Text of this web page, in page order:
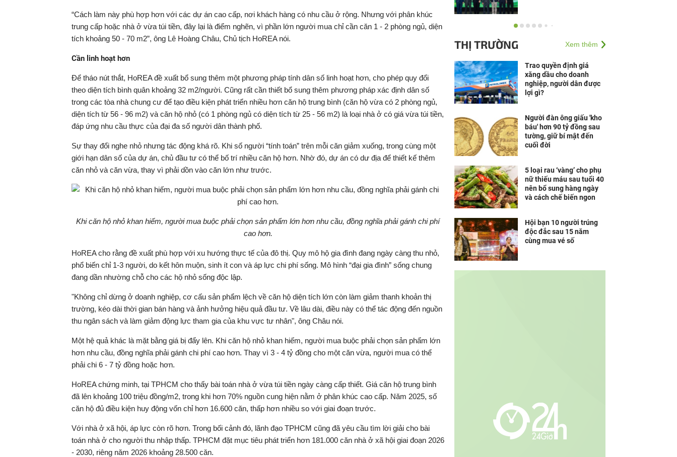
“Cách làm này phù hợp hơn với các dự án cao cấp, nơi khách hàng có nhu cầu ở rộng. Nhưng với phân khúc
trung cấp hoặc nhà ở vừa túi tiền, đây lại là điểm nghẽn, vì phần lớn người mua chỉ cần căn 1 - 2 phòng ngủ, diện
tích khoảng 50 - 70 m2”, ông Lê Hoàng Châu, Chủ tịch HoREA nói.
Cần linh hoạt hơn
Để tháo nút thắt, HoREA đề xuất bổ sung thêm một phương pháp tính dân số linh hoạt hơn, cho phép quy đổi
theo diện tích bình quân khoảng 32 m2/người. Cũng rất cần thiết bổ sung thêm phương pháp xác định dân số
trong các tòa nhà chung cư để tạo điều kiện phát triển nhiều hơn căn hộ trung bình (căn hộ vừa có 2 phòng ngủ,
diện tích từ 56 - 96 m2) và căn hộ nhỏ (có 1 phòng ngủ có diện tích từ 25 - 56 m2) là loại nhà ở có giá vừa túi tiền,
đáp ứng nhu cầu thực của đại đa số người dân thành phố.
Sự thay đổi nghe nhỏ nhưng tác động khá rõ. Khi số người “tính toán” trên mỗi căn giảm xuống, trong cùng một
giới hạn dân số của dự án, chủ đầu tư có thể bố trí nhiều căn hộ hơn. Nhờ đó, dự án có dư địa để thiết kế thêm
căn nhỏ và căn vừa, thay vì phải dồn vào căn lớn như trước.
Khi căn hộ nhỏ khan hiếm, người mua buộc phải chọn sản phẩm lớn hơn nhu cầu, đồng nghĩa phải gánh chi phí
cao hơn.
HoREA cho rằng đề xuất phù hợp với xu hướng thực tế của đô thị. Quy mô hộ gia đình đang ngày càng thu nhỏ,
phổ biến chỉ 1-3 người, do kết hôn muộn, sinh ít con và áp lực chi phí sống. Mô hình “đại gia đình” sống chung
đang dần nhường chỗ cho các hộ nhỏ sống độc lập.
"Không chỉ dừng ở doanh nghiệp, cơ cấu sản phẩm lệch về căn hộ diện tích lớn còn làm giảm thanh khoản thị
trường, kéo dài thời gian bán hàng và ảnh hưởng hiệu quả đầu tư. Về lâu dài, điều này có thể tác động đến nguồn
thu ngân sách và làm giảm động lực tham gia của khu vực tư nhân", ông Châu nói.
Một hệ quả khác là mặt bằng giá bị đẩy lên. Khi căn hộ nhỏ khan hiếm, người mua buộc phải chọn sản phẩm lớn
hơn nhu cầu, đồng nghĩa phải gánh chi phí cao hơn. Thay vì 3 - 4 tỷ đồng cho một căn vừa, người mua có thể
phải chi 6 - 7 tỷ đồng hoặc hơn.
HoREA chứng minh, tại TPHCM cho thấy bài toán nhà ở vừa túi tiền ngày càng cấp thiết. Giá căn hộ trung bình
đã lên khoảng 100 triệu đồng/m2, trong khi hơn 70% nguồn cung hiện nằm ở phân khúc cao cấp. Năm 2025, số
căn hộ đủ điều kiện huy động vốn chỉ hơn 16.600 căn, thấp hơn nhiều so với giai đoạn trước.
Với nhà ở xã hội, áp lực còn rõ hơn. Trong bối cảnh đó, lãnh đạo TPHCM cũng đã yêu cầu tìm lời giải cho bài
toán nhà ở cho người thu nhập thấp. TPHCM đặt mục tiêu phát triển hơn 181.000 căn nhà ở xã hội giai đoạn 2026
- 2030, riêng năm 2026 khoảng 28.500 căn.
Nam A Bank đón dòng
nâng tổng quy mô huy
350...
Đối tác của HEINEKEN
Việt Nam ấn tượng với
chương trình trải nghiệm
Căn hộ dòng tiền – khẩu
vị mới của nhà đầu tư bất
động sản nghỉ dưỡng
Công nghệ AI từ OPES
gây ấn tượng tại Vietnam
Insurance Summit 2026
Khám phá căn hộ mẫu,
trải nghiệm không gian
sống Wellness bên Vịnh
THỊ TRƯỜNG Xem thêm
Trao quyền định giá
xăng dầu cho doanh
nghiệp, người dân được
lợi gì?
Người đàn ông giấu 'kho
báu' hơn 90 tỷ đồng sau
tường, giữ bí mật đến
cuối đời
5 loại rau ‘vàng’ cho phụ
nữ thiếu máu sau tuổi 40
nên bổ sung hàng ngày
và cách chế biến ngon
Hội bạn 10 người trúng
độc đắc sau 15 năm
cùng mua vé số